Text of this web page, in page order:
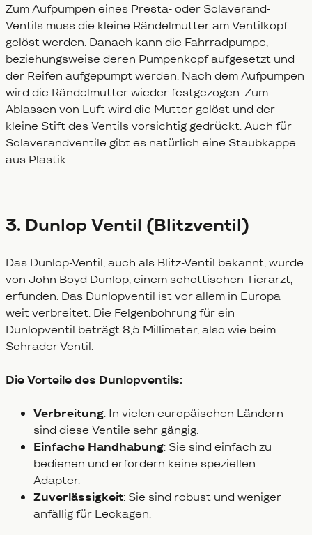
Zum Aufpumpen eines Presta- oder Sclaverand-
Ventils muss die kleine Rändelmutter am Ventilkopf
gelöst werden. Danach kann die Fahrradpumpe,
beziehungsweise deren Pumpenkopf aufgesetzt und
der Reifen aufgepumpt werden. Nach dem Aufpumpen
wird die Rändelmutter wieder festgezogen. Zum
Ablassen von Luft wird die Mutter gelöst und der
kleine Stift des Ventils vorsichtig gedrückt. Auch für
Sclaverandventile gibt es natürlich eine Staubkappe
aus Plastik.
3. Dunlop Ventil (Blitzventil)
Das Dunlop-Ventil, auch als Blitz-Ventil bekannt, wurde
von John Boyd Dunlop, einem schottischen Tierarzt,
erfunden. Das Dunlopventil ist vor allem in Europa
weit verbreitet. Die Felgenbohrung für ein
Dunlopventil beträgt 8,5 Millimeter, also wie beim
Schrader-Ventil.
Die Vorteile des Dunlopventils:
Verbreitung: In vielen europäischen Ländern
sind diese Ventile sehr gängig.
Einfache Handhabung: Sie sind einfach zu
bedienen und erfordern keine speziellen
Adapter.
Zuverlässigkeit: Sie sind robust und weniger
anfällig für Leckagen.